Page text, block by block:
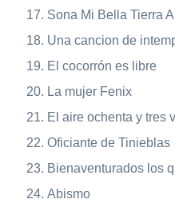
Sona Mi Bella Tierra
Una cancion de
El cocorrón es libre
La mujer Fenix
El aire ochenta y tres
Oficiante de Tinieblas
Bienaventurados los
Abismo